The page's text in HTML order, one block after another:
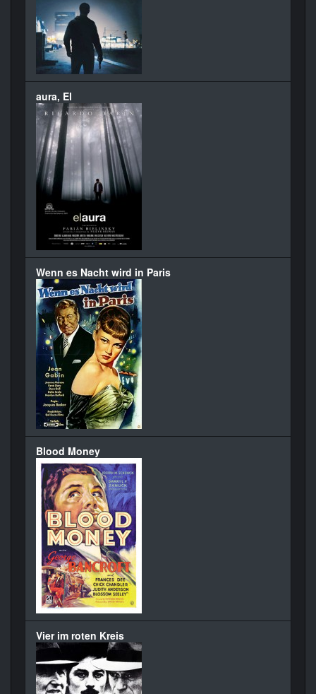
aura, El
Wenn es Nacht wird in Paris
Blood Money
Vier im roten Kreis